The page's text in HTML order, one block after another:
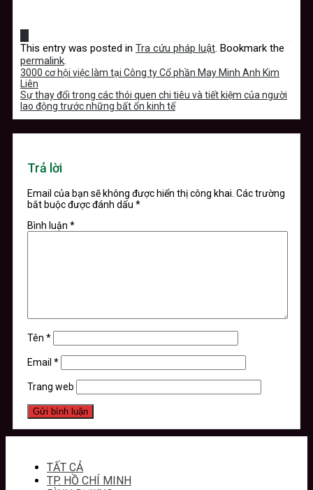
This entry was posted in Tra cứu pháp luật. Bookmark the
permalink.
3000 cơ hội việc làm tại Công ty Cổ phần May Minh Anh Kim
Liên
Sự thay đổi trong các thói quen chi tiêu và tiết kiệm của người
lao động trước những bất ổn kinh tế
Trả lời
Email của bạn sẽ không được hiển thị công khai. Các trường
bắt buộc được đánh dấu *
Bình luận *
Tên *
Email *
Trang web
TẤT CẢ
TP. HỒ CHÍ MINH